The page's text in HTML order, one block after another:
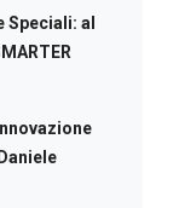
Speciali: al